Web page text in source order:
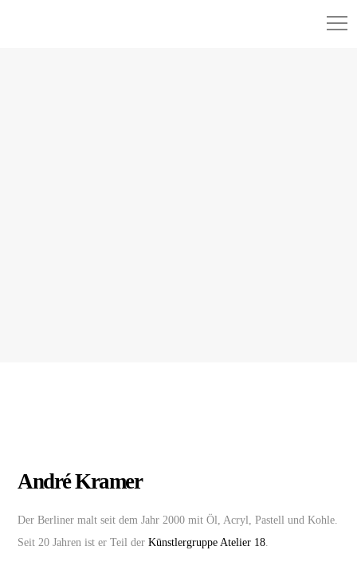
André Kramer
Der Berliner malt seit dem Jahr 2000 mit Öl, Acryl, Pastell und Kohle.
Seit 20 Jahren ist er Teil derKünstlergruppe Atelier 18.